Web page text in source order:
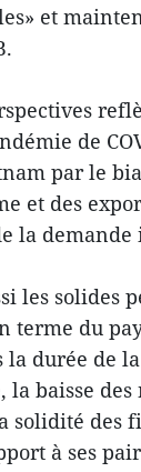
et
de
par le
et des
la
les solides
terme du
la durée de
la baisse des
solidité des
à ses